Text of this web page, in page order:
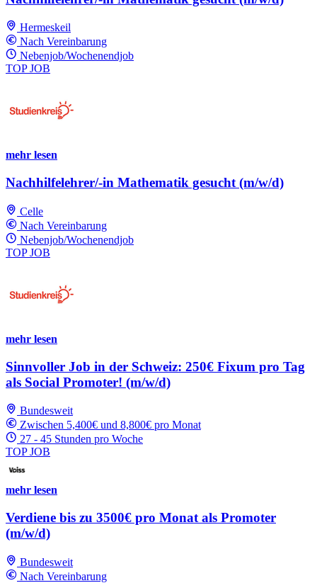
Hermeskeil
Nach Vereinbarung
Nebenjob/Wochenendjob
TOP JOB
mehr lesen
Nachhilfelehrer/-in Mathematik gesucht (m/w/d)
Celle
Nach Vereinbarung
Nebenjob/Wochenendjob
TOP JOB
mehr lesen
Sinnvoller Job in der Schweiz: 250€ Fixum pro Tag
als Social Promoter! (m/w/d)
Bundesweit
Zwischen 5,400€ und 8,800€ pro Monat
27 - 45 Stunden pro Woche
TOP JOB
mehr lesen
Verdiene bis zu 3500€ pro Monat als Promoter
(m/w/d)
Bundesweit
Nach Vereinbarung